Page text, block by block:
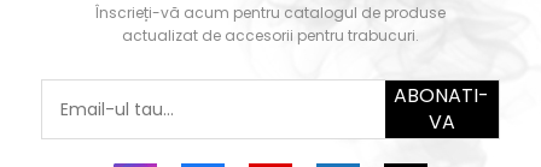
Înscrieți-vă acum pentru catalogul de produse
actualizat de accesorii pentru trabucuri.
ABONATI-
VA